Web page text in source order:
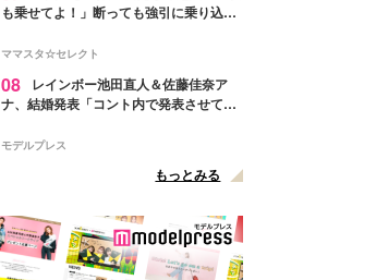
も乗せてよ！」断っても強引に乗り込ん
ママスタ☆セレクト
08
レインボー池田直人＆佐藤佳奈ア
ナ、結婚発表「コント内で発表させてい
点変更のため
モデルプレス
もっとみる